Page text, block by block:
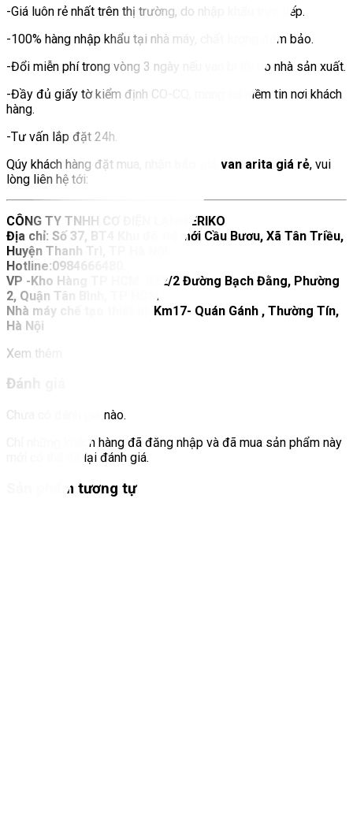
-Giá luôn rẻ nhất trên thị trường, do nhập khẩu trực tiếp.
-100% hàng nhập khẩu tại nhà máy, chất lượng đảm bảo.
-Đổi miễn phí trong vòng 3 ngày nếu van bị lỗi do nhà sản xuất.
-Đầy đủ giấy tờ kiểm định CO-CQ, mang tới niềm tin nơi khách
hàng.
-Tư vấn lắp đặt 24h.
Qúy khách hàng đặt mua, nhận
báo giá van arita giá rẻ, vui
lòng liên hệ tới:
CÔNG TY TNHH CƠ ĐIỆN LẠNH ERIKO
Địa chỉ: Số 37, BT4 Khu đô thị mới Cầu Bươu, Xã Tân Triều,
Huyện Thanh Trì, TP Hà Nội
Hotline:0984666480.
VP -Kho Hàng TP HCM: B22/2 Đường Bạch Đằng, Phường
2, Quận Tân Bình, TP HCM
Nhà máy chế tạo thiết bị: Km17- Quán Gánh , Thường Tín,
Hà Nội
Xem thêm
Đánh giá
Chưa có đánh giá nào.
Chỉ những khách hàng đã đăng nhập và đã mua sản phẩm này
mới có thể để lại đánh giá.
Sản phẩm tương tự